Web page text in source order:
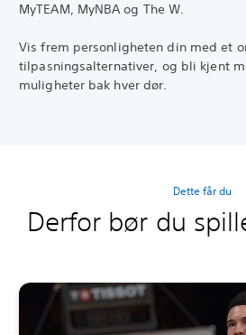
MyTEAM, MyNBA og The W.
Vis frem personligheten din med et
tilpasningsalternativer, og bli kjent
muligheter bak hver dør.
Dette får du
Derfor bør du